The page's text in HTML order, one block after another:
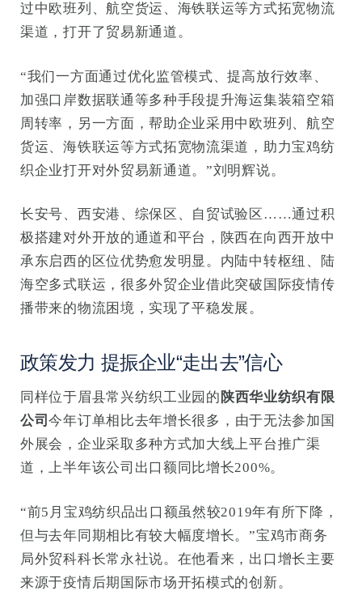
过中欧班列、航空货运、海铁联运等方式拓宽物流
渠道，打开了贸易新通道。
“我们一方面通过优化监管模式、提高放行效率、
加强口岸数据联通等多种手段提升海运集装箱空箱
周转率，另一方面，帮助企业采用中欧班列、航空
货运、海铁联运等方式拓宽物流渠道，助力宝鸡纺
织企业打开对外贸易新通道。”刘明辉说。
长安号、西安港、综保区、自贸试验区……通过积
极搭建对外开放的通道和平台，陕西在向西开放中
承东启西的区位优势愈发明显。内陆中转枢纽、陆
海空多式联运，很多外贸企业借此突破国际疫情传
播带来的物流困境，实现了平稳发展。
政策发力 提振企业“走出去”信心
同样位于眉县常兴纺织工业园的 陕西华业纺织有限
公司今年订单相比去年增长很多，由于无法参加国
外展会，企业采取多种方式加大线上平台推广渠
道，上半年该公司出口额同比增长200%。
“前5月宝鸡纺织品出口额虽然较2019年有所下降，
但与去年同期相比有较大幅度增长。”宝鸡市商务
局外贸科科长常永社说。在他看来，出口增长主要
来源于疫情后期国际市场开拓模式的创新。